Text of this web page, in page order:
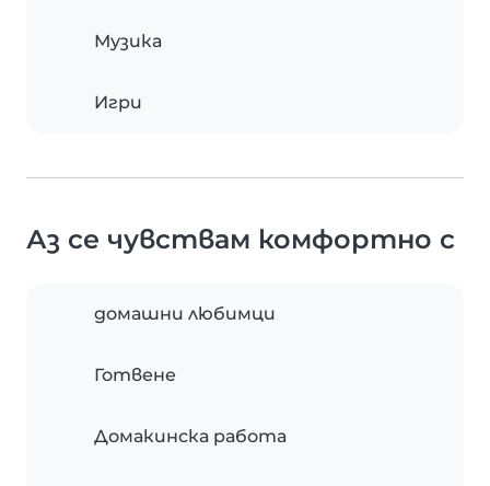
Музика
Игри
Аз се чувствам комфортно с
домашни любимци
Готвене
Домакинска работа